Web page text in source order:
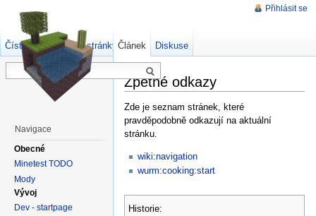
Zpětné odkazy
Zde je seznam stránek, které
pravděpodobně odkazují na aktuální
stránku.
wiki:navigation
wurm:cooking:start
Historie:
Přihlásit se
Článek Diskuse
Číst Zdrojový kód stránky Starší verze
Navigace
Obecné
Minetest TODO
Mody
Vývoj
Dev - startpage